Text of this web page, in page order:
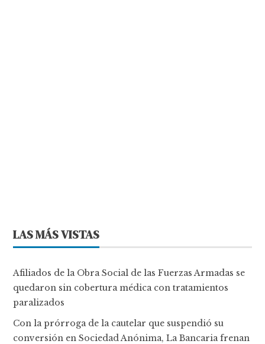
LAS MÁS VISTAS
Afiliados de la Obra Social de las Fuerzas Armadas se
quedaron sin cobertura médica con tratamientos
paralizados
Con la prórroga de la cautelar que suspendió su
conversión en Sociedad Anónima, La Bancaria frenan